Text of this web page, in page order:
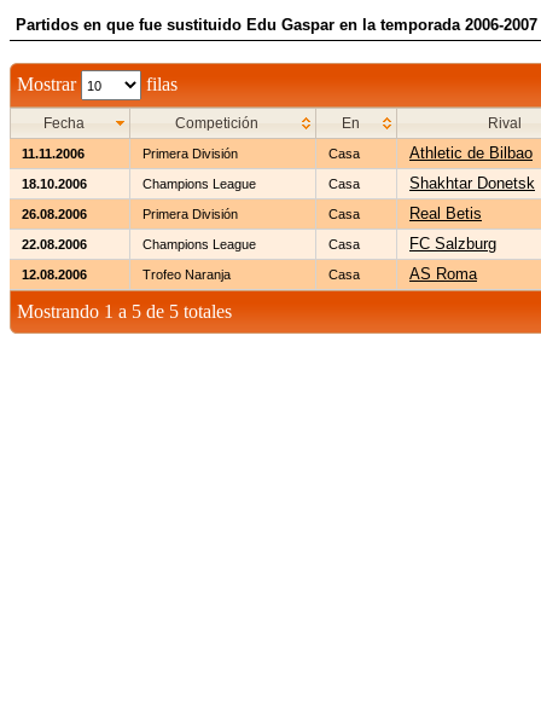
Partidos en que fue sustituido Edu Gaspar en la temporada 2006-2007
Mostrar filas
Fecha Competición En Rival
11.11.2006 Primera División Casa Athletic de Bilbao
18.10.2006 Champions League Casa Shakhtar Donetsk
26.08.2006 Primera División Casa Real Betis
22.08.2006 Champions League Casa FC Salzburg
12.08.2006 Trofeo Naranja Casa AS Roma
Mostrando 1 a 5 de 5 totales